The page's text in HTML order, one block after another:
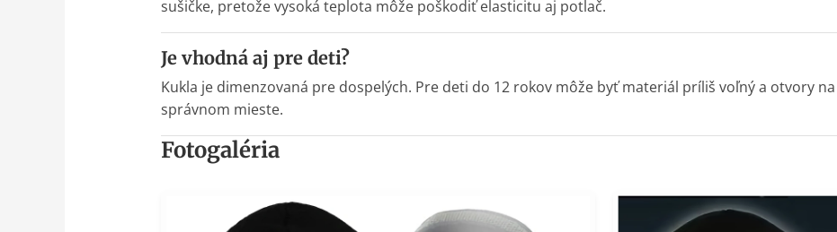
sušičke, pretože vysoká teplota môže poškodiť elasticitu aj potlač.
Je vhodná aj pre deti?
Kukla je dimenzovaná pre dospelých. Pre deti do 12 rokov môže byť materiál príliš voľný a otvory
správnom mieste.
Fotogaléria